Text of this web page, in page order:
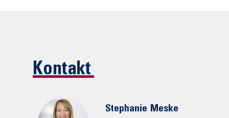
Kontakt
Stephanie Meske